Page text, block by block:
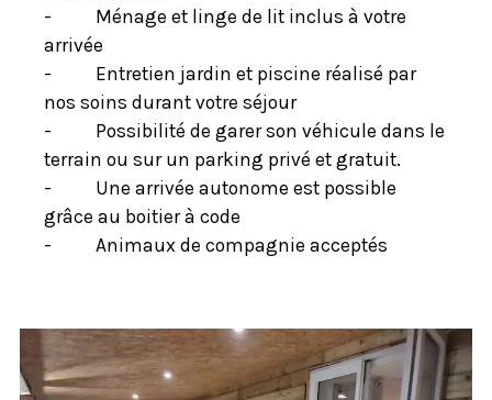
- Ménage et linge de lit inclus à votre
arrivée
- Entretien jardin et piscine réalisé par
nos soins durant votre séjour
- Possibilité de garer son véhicule dans le
terrain ou sur un parking privé et gratuit.
- Une arrivée autonome est possible
grâce au boitier à code
- Animaux de compagnie acceptés